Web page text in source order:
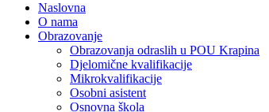
Naslovna
O nama
Obrazovanje
Obrazovanja odraslih u POU Krapina
Djelomične kvalifikacije
Mikrokvalifikacije
Osobni asistent
Osnovna škola